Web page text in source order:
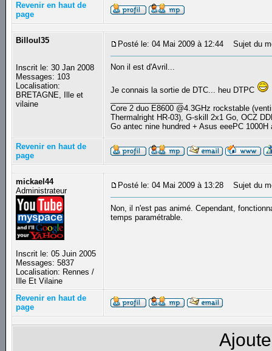
Revenir en haut de
page
Billoul35
Inscrit le: 30 Jan 2008
Messages: 103
Localisation:
BRETAGNE, Ille et
vilaine
Posté le: 04 Mai 2009 à 12:44 Sujet du
Non il est d'Avril...
Je connais la sortie de DTC... heu DTPC
Core 2 duo E8600 @4.3GHz rockstable
Thermalright HR-03), G-skill 2x1 Go, OCZ
Go antec nine hundred + Asus eeePC
Revenir en haut de
page
mickael44
Administrateur
Inscrit le: 05 Juin 2005
Messages: 5837
Localisation: Rennes /
Ille Et Vilaine
Posté le: 04 Mai 2009 à 13:28 Sujet du
Non, il n'est pas animé. Cependant,
temps paramétrable.
Revenir en haut de
page